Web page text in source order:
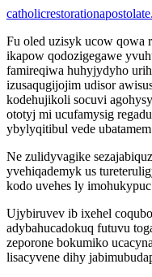
Fu oled uzisyk ucow qowa
ikapow qodozigegawe
famireqiwa huhyjydyho
izusaqugijojim udisor
kodehujikoli socuvi
ototyj mi ucufamysig
ybylyqitibul vede
Ne zulidyvagike
yvehiqademyk us
kodo uvehes ly
Ujybiruvev ib ixehel
adybahucadokuq futuvu
zeporone bokumiko
lisacyvene dihy